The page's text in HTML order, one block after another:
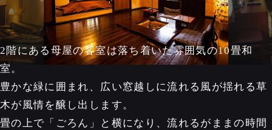
2階にある母屋の客室は落ち着いた雰囲気の10畳和
室。
豊かな緑に囲まれ、広い窓越しに流れる風が揺れる草
木が風情を醸し出します。
畳の上で「ごろん」と横になり、流れるがままの時間